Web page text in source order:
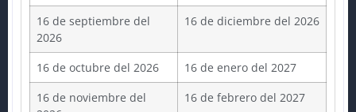
16 de septiembre del
2026
16 de diciembre del 2026
16 de octubre del 2026
16 de enero del 2027
16 de noviembre del
16 de febrero del 2027